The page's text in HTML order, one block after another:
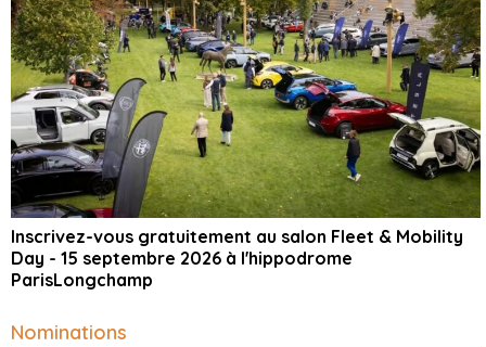
Inscrivez-vous gratuitement au salon Fleet & Mobility
Day - 15 septembre 2026 à l'hippodrome
ParisLongchamp
Nominations